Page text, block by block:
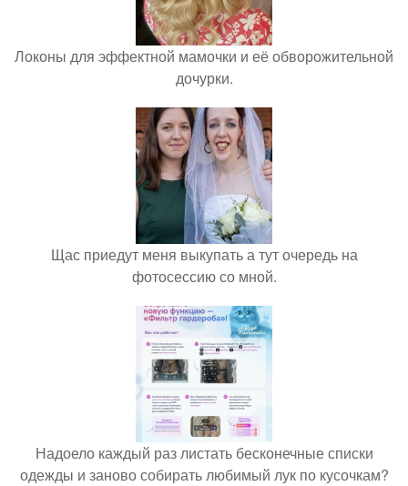
Локоны для эффектной мамочки и её обворожительной
дочурки.
Щас приедут меня выкупать а тут очередь на
фотосессию со мной.
Надоело каждый раз листать бесконечные списки
одежды и заново собирать любимый лук по кусочкам?